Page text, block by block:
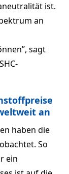
ist.
an
sagt
an
haben die
So
ein